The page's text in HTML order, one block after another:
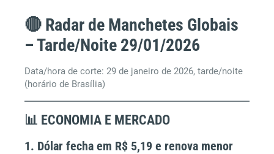
🔴 Radar de Manchetes Globais
– Tarde/Noite 29/01/2026
Data/hora de corte: 29 de janeiro de 2026, tarde/noite
(horário de Brasília)
📊 ECONOMIA E MERCADO
1. Dólar fecha em R$ 5,19 e renova menor